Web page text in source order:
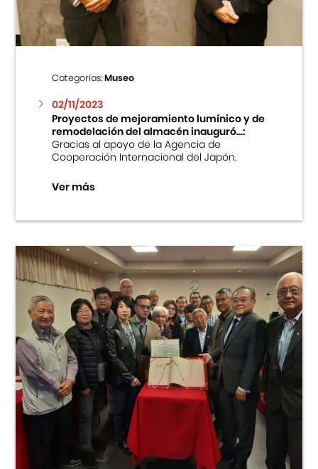
Categorías:Museo
02/11/2023
Proyectos de mejoramiento lumínico y de
remodelación del almacén inauguró...:
Gracias al apoyo de la Agencia de
Cooperación Internacional del Japón.
Ver más